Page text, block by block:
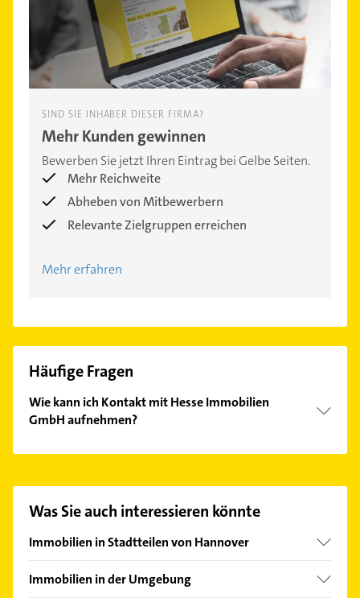
SIND SIE INHABER DIESER FIRMA?
Mehr Kunden gewinnen
Bewerben Sie jetzt Ihren Eintrag bei Gelbe Seiten.
Mehr Reichweite
Abheben von Mitbewerbern
Relevante Zielgruppen erreichen
Mehr erfahren
Häufige Fragen
Wie kann ich Kontakt mit Hesse Immobilien
GmbH aufnehmen?
finden Sie alleKontaktdaten.
Was Sie auch interessieren könnte
Immobilien in Stadtteilen von Hannover
Ahlem
Immobilien in der Umgebung